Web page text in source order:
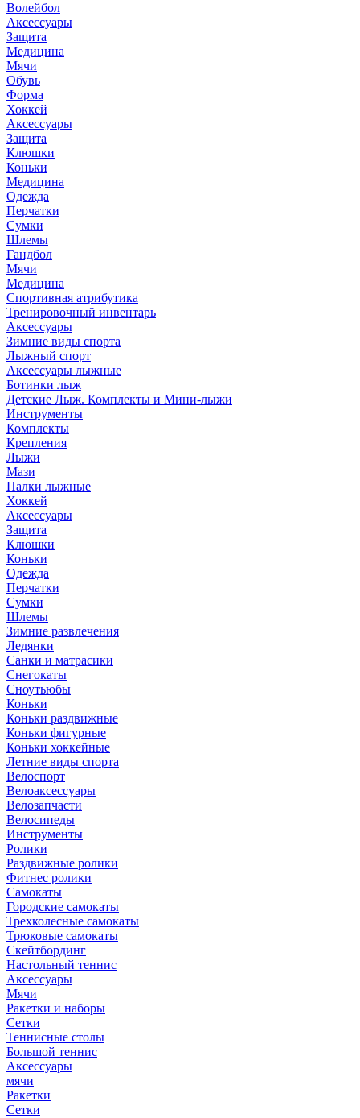
Волейбол
Аксессуары
Защита
Медицина
Мячи
Обувь
Форма
Хоккей
Аксессуары
Защита
Клюшки
Коньки
Медицина
Одежда
Перчатки
Сумки
Шлемы
Гандбол
Мячи
Медицина
Спортивная атрибутика
Тренировочный инвентарь
Аксессуары
Зимние виды спорта
Лыжный спорт
Аксессуары лыжные
Ботинки лыж
Детские Лыж. Комплекты и Мини-лыжи
Инструменты
Комплекты
Крепления
Лыжи
Мази
Палки лыжные
Хоккей
Аксессуары
Защита
Клюшки
Коньки
Одежда
Перчатки
Сумки
Шлемы
Зимние развлечения
Ледянки
Санки и матрасики
Снегокаты
Сноутьюбы
Коньки
Коньки раздвижные
Коньки фигурные
Коньки хоккейные
Летние виды спорта
Велоспорт
Велоаксессуары
Велозапчасти
Велосипеды
Инструменты
Ролики
Раздвижные ролики
Фитнес ролики
Самокаты
Городские самокаты
Трехколесные самокаты
Трюковые самокаты
Скейтбординг
Настольный теннис
Аксессуары
Мячи
Ракетки и наборы
Сетки
Теннисные столы
Большой теннис
Аксессуары
мячи
Ракетки
Сетки